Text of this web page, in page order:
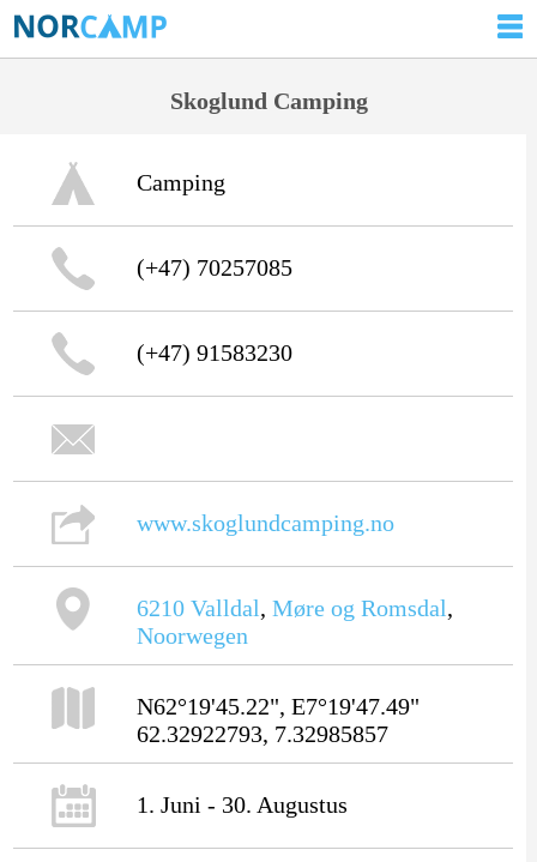
Skoglund Camping
Camping
(+47) 70257085
(+47) 91583230
www.skoglundcamping.no
6210 Valldal, Møre og Romsdal,
Noorwegen
N62°19'45.22", E7°19'47.49"
62.32922793, 7.32985857
1. Juni - 30. Augustus